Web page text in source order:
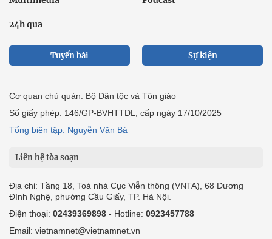
24h qua
Tuyến bài Sự kiện
Cơ quan chủ quản: Bộ Dân tộc và Tôn giáo
Số giấy phép: 146/GP-BVHTTDL, cấp ngày 17/10/2025
Tổng biên tập: Nguyễn Văn Bá
Liên hệ tòa soạn
Địa chỉ: Tầng 18, Toà nhà Cục Viễn thông (VNTA), 68 Dương
Đình Nghệ, phường Cầu Giấy, TP. Hà Nội.
Điện thoại: 02439369898 - Hotline: 0923457788
Email: vietnamnet@vietnamnet.vn